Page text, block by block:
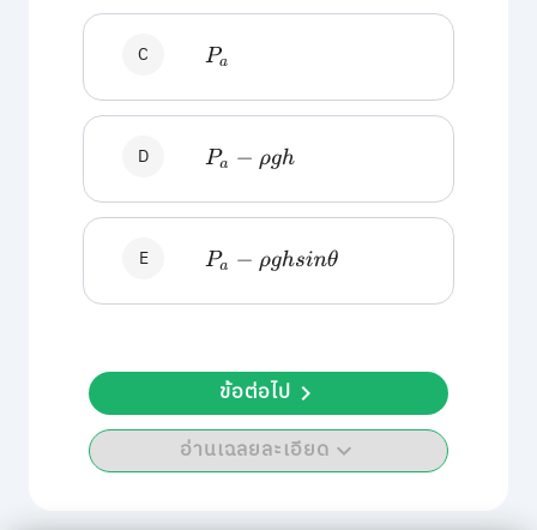
C Pa
D Pa−ρg h
E Pa−ρg hsinθ
อ่านเฉลยละเอียด
ข้อต่อไป